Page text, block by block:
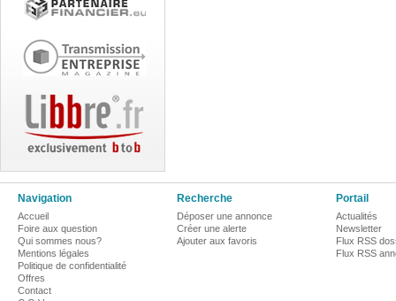
Navigation
Accueil
Foire aux question
Qui sommes nous?
Mentions légales
Politique de confidentialité
Offres
Contact
Recherche
Déposer une annonce
Créer une alerte
Ajouter aux favoris
Portail
Actualités
Newsletter
Flux RSS
Flux RSS